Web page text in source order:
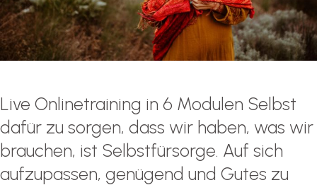
Live Onlinetraining in 6 Modulen Selbst
dafür zu sorgen, dass wir haben, was wir
brauchen, ist Selbstfürsorge. Auf sich
aufzupassen, genügend und Gutes zu